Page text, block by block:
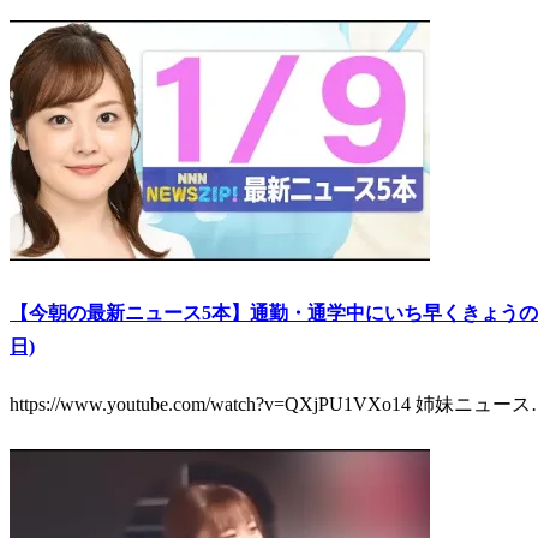
【今朝の最新ニュース5本】通勤・通学中にいち早くきょう
日)
https://www.youtube.com/watch?v=QXjPU1VXo14 姉妹ニュー